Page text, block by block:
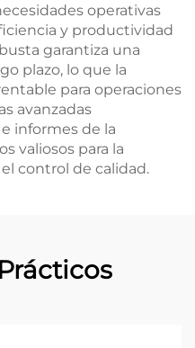
operativas
y productividad
garantiza una
plazo, lo que la
para operaciones
avanzadas
informes de la
valiosos para la
control de calidad.